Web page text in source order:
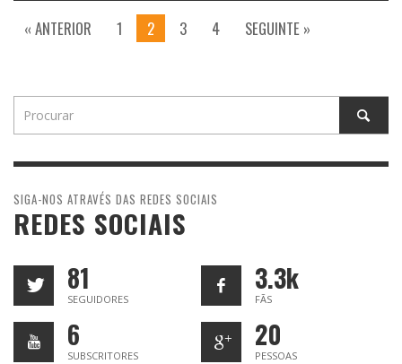
« ANTERIOR 1 2 3 4 SEGUINTE »
SIGA-NOS ATRAVÉS DAS REDES SOCIAIS
REDES SOCIAIS
81
SEGUIDORES
3.3k
FÃS
6
SUBSCRITORES
20
PESSOAS